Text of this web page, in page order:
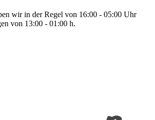
wir in der Regel von 16:00 - 05:00 Uhr
von 13:00 - 01:00 h.